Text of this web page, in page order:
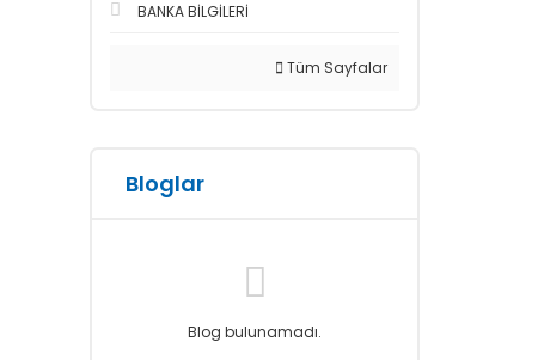
BANKA BİLGİLERİ
Tüm Sayfalar
Bloglar
Blog bulunamadı.